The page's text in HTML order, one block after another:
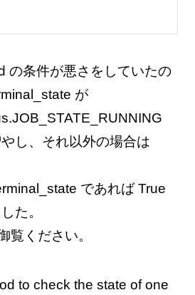
の条件が悪さをしていたの
が
し、それ以外の場合は
であれば True
た。
覧ください。
to check the state of one